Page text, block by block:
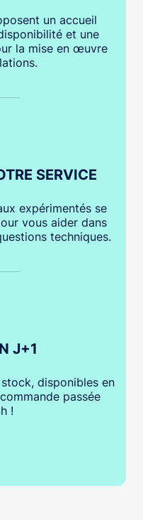
un accueil
et une
la mise en œuvre
SERVICE
expérimentés se
vous aider dans
techniques.
J+1
disponibles en
passée
!